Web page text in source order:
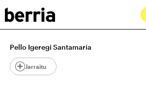
Pello Igeregi Santamaria
Jarraitu